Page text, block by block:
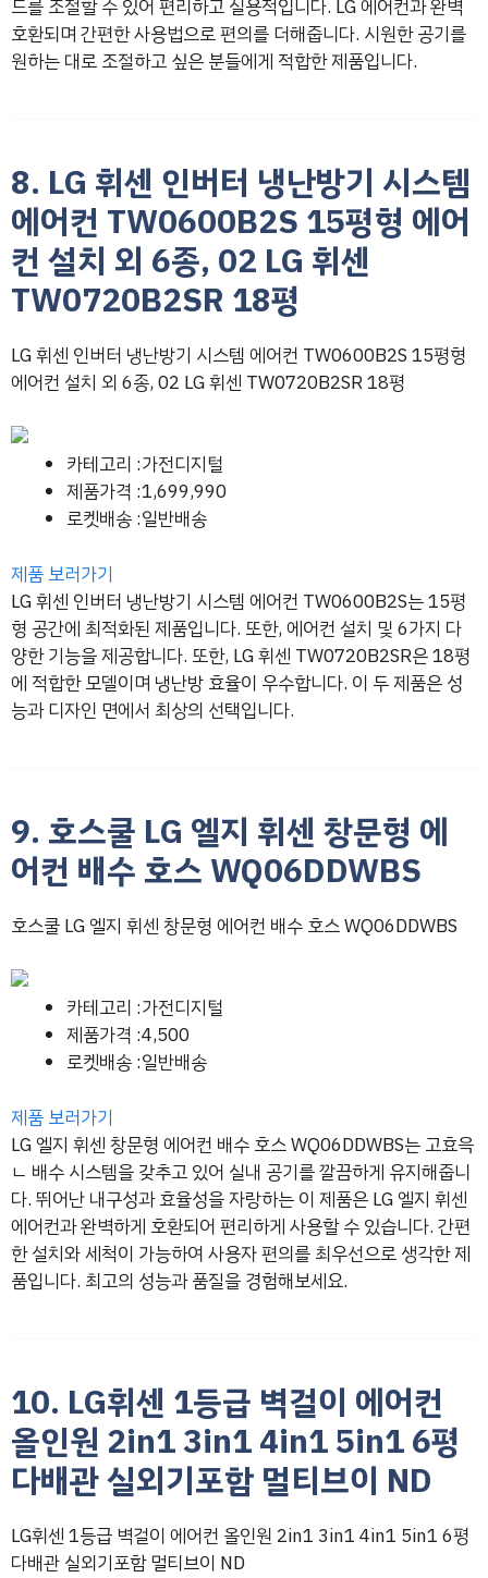
드를 조절할 수 있어 편리하고 실용적입니다. LG 에어컨과 완벽
호환되며 간편한 사용법으로 편의를 더해줍니다. 시원한 공기를
원하는 대로 조절하고 싶은 분들에게 적합한 제품입니다.
8. LG 휘센 인버터 냉난방기 시스템
에어컨 TW0600B2S 15평형 에어
컨 설치 외 6종, 02 LG 휘센
TW0720B2SR 18평
LG 휘센 인버터 냉난방기 시스템 에어컨 TW0600B2S 15평형
에어컨 설치 외 6종, 02 LG 휘센 TW0720B2SR 18평
카테고리 :가전디지털
제품가격 :1,699,990
로켓배송 :일반배송
제품 보러가기
LG 휘센 인버터 냉난방기 시스템 에어컨 TW0600B2S는 15평
형 공간에 최적화된 제품입니다. 또한, 에어컨 설치 및 6가지 다
양한 기능을 제공합니다. 또한, LG 휘센 TW0720B2SR은 18평
에 적합한 모델이며 냉난방 효율이 우수합니다. 이 두 제품은 성
능과 디자인 면에서 최상의 선택입니다.
9. 호스쿨 LG 엘지 휘센 창문형 에
어컨 배수 호스 WQ06DDWBS
호스쿨 LG 엘지 휘센 창문형 에어컨 배수 호스 WQ06DDWBS
카테고리 :가전디지털
제품가격 :4,500
로켓배송 :일반배송
제품 보러가기
LG 엘지 휘센 창문형 에어컨 배수 호스 WQ06DDWBS는 고효윽
ㄴ 배수 시스템을 갖추고 있어 실내 공기를 깔끔하게 유지해줍니
다. 뛰어난 내구성과 효율성을 자랑하는 이 제품은 LG 엘지 휘센
에어컨과 완벽하게 호환되어 편리하게 사용할 수 있습니다. 간편
한 설치와 세척이 가능하여 사용자 편의를 최우선으로 생각한 제
품입니다. 최고의 성능과 품질을 경험해보세요.
10. LG휘센 1등급 벽걸이 에어컨
올인원 2in1 3in1 4in1 5in1 6평
다배관 실외기포함 멀티브이 ND
LG휘센 1등급 벽걸이 에어컨 올인원 2in1 3in1 4in1 5in1 6평
다배관 실외기포함 멀티브이 ND